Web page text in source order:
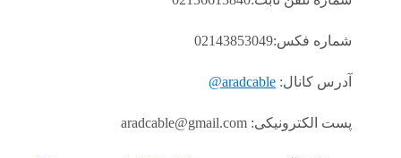
شماره فکس:02143853049
آدرس کانال: aradcable@
پست الکترونیکی: aradcable@gmail.com